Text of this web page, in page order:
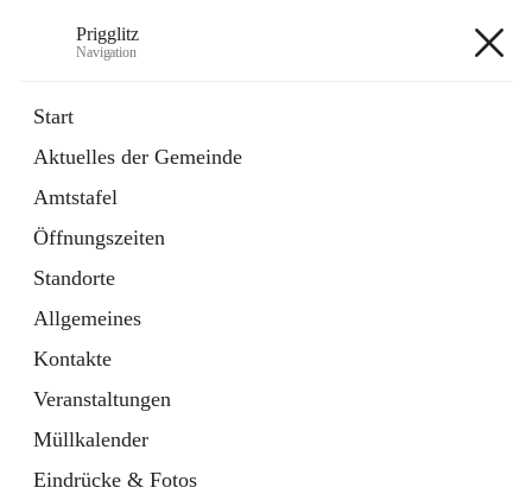
Prigglitz
Navigation
Start
Aktuelles der Gemeinde
Amtstafel
Öffnungszeiten
Standorte
Allgemeines
Kontakte
Veranstaltungen
Müllkalender
Eindrücke & Fotos
Externe Webseite
in
Tab
Gemeindezeitung
Ordner
öffnet
in
neuem
Tab